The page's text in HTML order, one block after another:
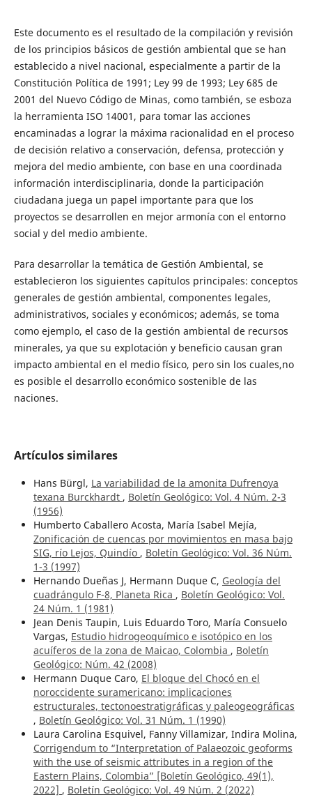
Este documento es el resultado de la compilación y revisión
de los principios básicos de gestión ambiental que se han
establecido a nivel nacional, especialmente a partir de la
Constitución Política de 1991; Ley 99 de 1993; Ley 685 de
2001 del Nuevo Código de Minas, como también, se esboza
la herramienta ISO 14001, para tomar las acciones
encaminadas a lograr la máxima racionalidad en el proceso
de decisión relativo a conservación, defensa, protección y
mejora del medio ambiente, con base en una coordinada
información interdisciplinaria, donde la participación
ciudadana juega un papel importante para que los
proyectos se desarrollen en mejor armonía con el entorno
social y del medio ambiente.
Para desarrollar la temática de Gestión Ambiental, se
establecieron los siguientes capítulos principales: conceptos
generales de gestión ambiental, componentes legales,
administrativos, sociales y económicos; además, se toma
como ejemplo, el caso de la gestión ambiental de recursos
minerales, ya que su explotación y beneficio causan gran
impacto ambiental en el medio físico, pero sin los cuales,no
es posible el desarrollo económico sostenible de las
naciones.
Artículos similares
Hans Bürgl, La variabilidad de la amonita Dufrenoya
texana Burckhardt , Boletín Geológico: Vol. 4 Núm. 2-3
(1956)
Humberto Caballero Acosta, María Isabel Mejía,
Zonificación de cuencas por movimientos en masa bajo
SIG, río Lejos, Quindío , Boletín Geológico: Vol. 36 Núm.
1-3 (1997)
Hernando Dueñas J, Hermann Duque C, Geología del
cuadrángulo F-8, Planeta Rica , Boletín Geológico: Vol.
24 Núm. 1 (1981)
Jean Denis Taupin, Luis Eduardo Toro, María Consuelo
Vargas, Estudio hidrogeoquímico e isotópico en los
acuíferos de la zona de Maicao, Colombia , Boletín
Geológico: Núm. 42 (2008)
Hermann Duque Caro, El bloque del Chocó en el
noroccidente suramericano: implicaciones
estructurales, tectonoestratigráficas y paleogeográficas
, Boletín Geológico: Vol. 31 Núm. 1 (1990)
Laura Carolina Esquivel, Fanny Villamizar, Indira Molina,
Corrigendum to “Interpretation of Palaeozoic geoforms
with the use of seismic attributes in a region of the
Eastern Plains, Colombia” [Boletín Geológico, 49(1),
2022] , Boletín Geológico: Vol. 49 Núm. 2 (2022)